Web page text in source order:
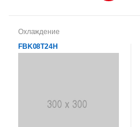
Охлаждение
FBK08T24H